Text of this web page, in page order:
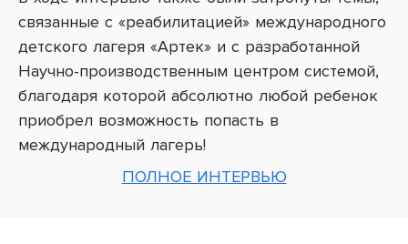
связанные с «реабилитацией» международного
детского лагеря «Артек» и с разработанной
Научно-производственным центром системой,
благодаря которой абсолютно любой ребенок
приобрел возможность попасть в
международный лагерь!
ПОЛНОЕ ИНТЕРВЬЮ